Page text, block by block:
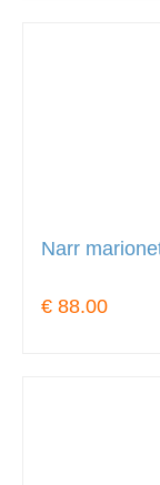
Narr
€ 88.00